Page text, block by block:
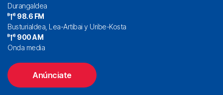
Durangaldea
98.6 FM
Busturialdea, Lea-Artibai y Uribe-Kosta
900 AM
Onda media
Anúnciate